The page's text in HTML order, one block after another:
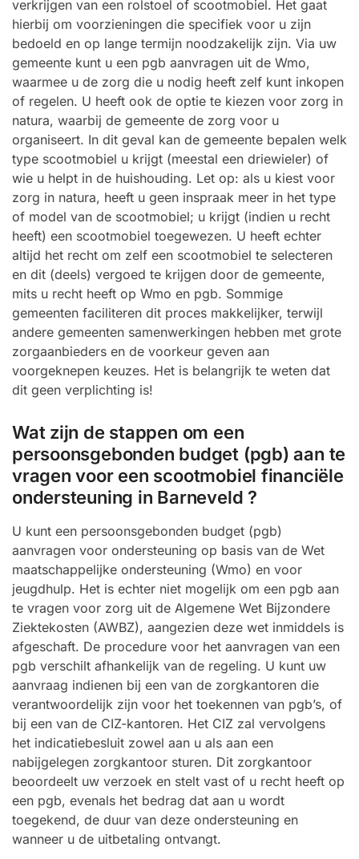
verkrijgen van een rolstoel of scootmobiel. Het gaat
hierbij om voorzieningen die specifiek voor u zijn
bedoeld en op lange termijn noodzakelijk zijn. Via uw
gemeente kunt u een pgb aanvragen uit de Wmo,
waarmee u de zorg die u nodig heeft zelf kunt inkopen
of regelen. U heeft ook de optie te kiezen voor zorg in
natura, waarbij de gemeente de zorg voor u
organiseert. In dit geval kan de gemeente bepalen welk
type scootmobiel u krijgt (meestal een driewieler) of
wie u helpt in de huishouding. Let op: als u kiest voor
zorg in natura, heeft u geen inspraak meer in het type
of model van de scootmobiel; u krijgt (indien u recht
heeft) een scootmobiel toegewezen. U heeft echter
altijd het recht om zelf een scootmobiel te selecteren
en dit (deels) vergoed te krijgen door de gemeente,
mits u recht heeft op Wmo en pgb. Sommige
gemeenten faciliteren dit proces makkelijker, terwijl
andere gemeenten samenwerkingen hebben met grote
zorgaanbieders en de voorkeur geven aan
voorgeknepen keuzes. Het is belangrijk te weten dat
dit geen verplichting is!
Wat zijn de stappen om een
persoonsgebonden budget (pgb) aan te
vragen voor een scootmobiel financiële
ondersteuning in Barneveld ?
U kunt een persoonsgebonden budget (pgb)
aanvragen voor ondersteuning op basis van de Wet
maatschappelijke ondersteuning (Wmo) en voor
jeugdhulp. Het is echter niet mogelijk om een pgb aan
te vragen voor zorg uit de Algemene Wet Bijzondere
Ziektekosten (AWBZ), aangezien deze wet inmiddels is
afgeschaft. De procedure voor het aanvragen van een
pgb verschilt afhankelijk van de regeling. U kunt uw
aanvraag indienen bij een van de zorgkantoren die
verantwoordelijk zijn voor het toekennen van pgb’s, of
bij een van de CIZ-kantoren. Het CIZ zal vervolgens
het indicatiebesluit zowel aan u als aan een
nabijgelegen zorgkantoor sturen. Dit zorgkantoor
beoordeelt uw verzoek en stelt vast of u recht heeft op
een pgb, evenals het bedrag dat aan u wordt
toegekend, de duur van deze ondersteuning en
wanneer u de uitbetaling ontvangt.